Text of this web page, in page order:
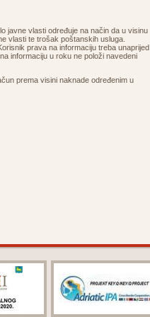
javne vlasti određuje na način da u visinu
vlasti te trošak poštanskih usluga.
prava na informaciju treba unaprijed
informaciju u roku ne položi navedeni
prema visini naknade određenim u